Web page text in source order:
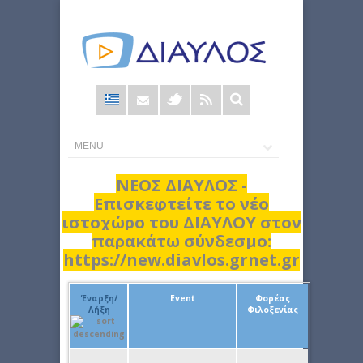
Φόρμα
αναζήτησης
ΝΕΟΣ ΔΙΑΥΛΟΣ -
Επισκεφτείτε το νέο
ιστοχώρο του ΔΙΑΥΛΟΥ στον
παρακάτω σύνδεσμο:
https://new.diavlos.grnet.gr
Έναρξη/
Λήξη
Event
Φορέας
Φιλοξενίας